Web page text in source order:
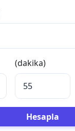
(dakika)
Hesapla